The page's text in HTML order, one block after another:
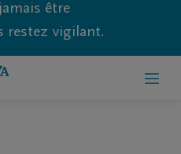
être
restez vigilant.